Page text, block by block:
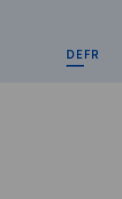
DE FR